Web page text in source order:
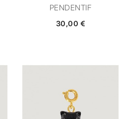
PENDENTIF
30,00 €